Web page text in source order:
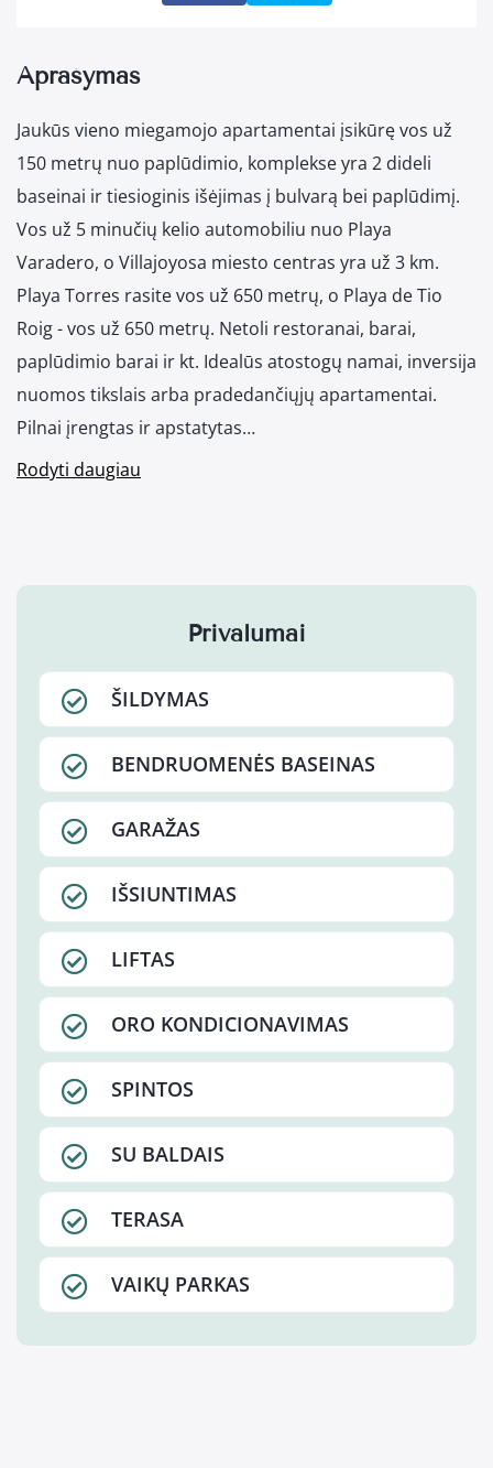
Aprašymas
Jaukūs vieno miegamojo apartamentai įsikūrę vos už
150 metrų nuo paplūdimio, komplekse yra 2 dideli
baseinai ir tiesioginis išėjimas į bulvarą bei paplūdimį.
Vos už 5 minučių kelio automobiliu nuo Playa
Varadero, o Villajoyosa miesto centras yra už 3 km.
Playa Torres rasite vos už 650 metrų, o Playa de Tio
Roig - vos už 650 metrų. Netoli restoranai, barai,
paplūdimio barai ir kt. Idealūs atostogų namai, inversija
nuomos tikslais arba pradedančiųjų apartamentai.
Pilnai įrengtas ir apstatytas…
Rodyti daugiau
Privalumai
ŠILDYMAS
BENDRUOMENĖS BASEINAS
GARAŽAS
IŠSIUNTIMAS
LIFTAS
ORO KONDICIONAVIMAS
SPINTOS
SU BALDAIS
TERASA
VAIKŲ PARKAS